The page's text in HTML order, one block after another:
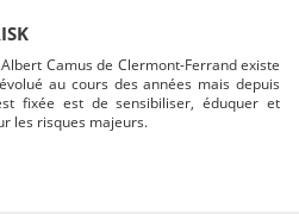
Camus de Clermont-Ferrand existe
au cours des années mais depuis
fixée est de sensibiliser, éduquer et
les risques majeurs.